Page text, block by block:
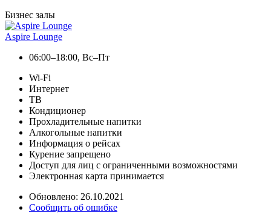
Бизнес залы
Aspire Lounge
06:00–18:00, Вс–Пт
Wi-Fi
Интернет
ТВ
Кондиционер
Прохладительные напитки
Алкогольные напитки
Информация о рейсах
Курение запрещено
Доступ для лиц с ограниченными возможностями
Электронная карта принимается
Обновлено: 26.10.2021
Сообщить об ошибке